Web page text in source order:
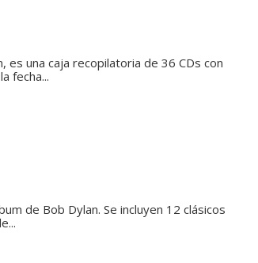
es una caja recopilatoria de 36 CDs con
fecha...
de Bob Dylan. Se incluyen 12 clásicos